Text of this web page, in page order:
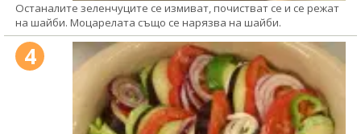
Останалите зеленчуците се измиват, почистват се и се режат
на шайби. Моцарелата също се нарязва на шайби.
4